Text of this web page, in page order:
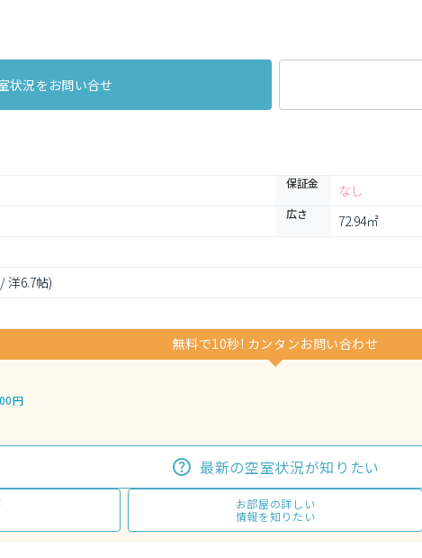
状況をお問い合せ
保証金 なし
広さ 72.94㎡
洋6.7帖)
無料で10秒! カンタンお問い合わせ
円
最新の空室状況が知りたい
お部屋の詳しい
情報を知りたい